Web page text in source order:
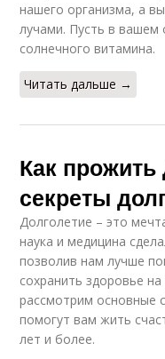
нашего организма, а
лучами. Пусть в вашем
солнечного витамина.
Читать дальше →
Как прожить
секреты
Долголетие – это
наука и медицина
позволив нам лучше
сохранить здоровье
рассмотрим основные
помогут вам жить
лет и более.